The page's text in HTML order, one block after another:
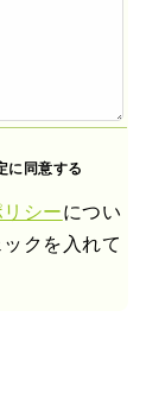
に同意する
シーについ
クを入れて